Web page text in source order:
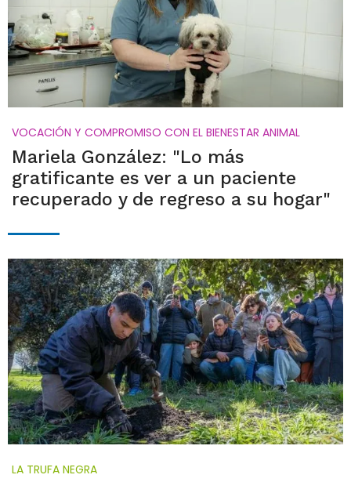
VOCACIÓN Y COMPROMISO CON EL BIENESTAR ANIMAL
Mariela González: "Lo más
gratificante es ver a un paciente
recuperado y de regreso a su hogar"
LA TRUFA NEGRA